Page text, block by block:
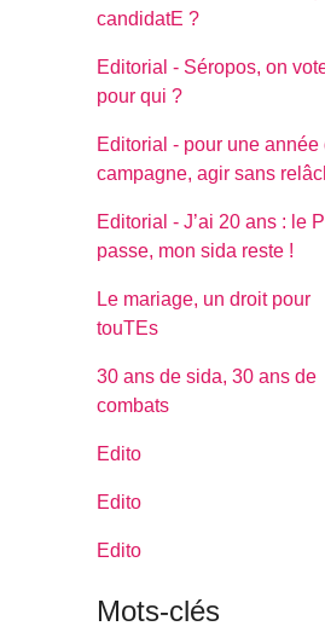
candidatE ?
Editorial - Séropos, on
pour qui ?
Editorial - pour une année
campagne, agir sans
Editorial - J’ai 20 ans : le
passe, mon sida reste !
Le mariage, un droit pour
touTEs
30 ans de sida, 30 ans de
combats
Edito
Edito
Edito
Mots-clés